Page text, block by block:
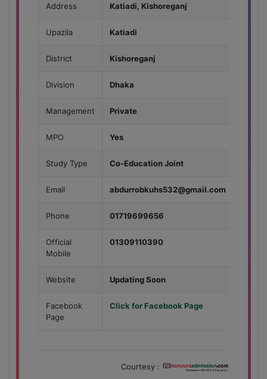
Address Katiadi, Kishoreganj
Upazila Katiadi
District Kishoreganj
Division Dhaka
Management Private
MPO Yes
Study Type Co-Education Joint
Email abdurrobkuhs532@gmail.com
Phone 01719699656
Official
Mobile
01309110390
Website Updating Soon
Facebook
Page
Click for Facebook Page
Courtesy :